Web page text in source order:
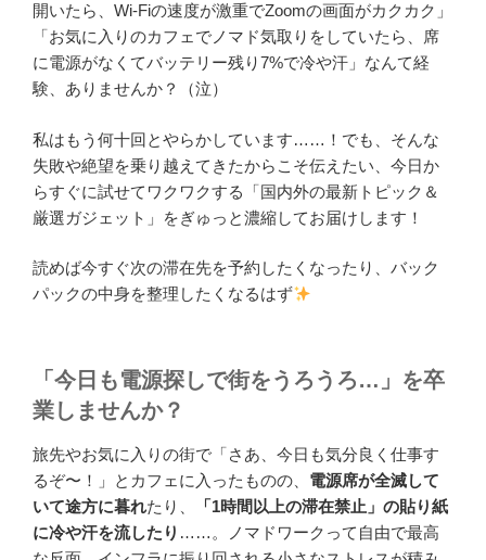
開いたら、Wi-Fiの速度が激重でZoomの画面がカクカク」
「お気に入りのカフェでノマド気取りをしていたら、席
に電源がなくてバッテリー残り7%で冷や汗」なんて経
験、ありませんか？（泣）
私はもう何十回とやらかしています……！でも、そんな
失敗や絶望を乗り越えてきたからこそ伝えたい、今日か
らすぐに試せてワクワクする「国内外の最新トピック＆
厳選ガジェット」をぎゅっと濃縮してお届けします！
読めば今すぐ次の滞在先を予約したくなったり、バック
パックの中身を整理したくなるはず
「今日も電源探しで街をうろうろ…」を卒
業しませんか？
旅先やお気に入りの街で「さあ、今日も気分良く仕事す
るぞ〜！」とカフェに入ったものの、 電源席が全滅して
いて途方に暮れたり、
「1時間以上の滞在禁止」の貼り紙
に冷や汗を流したり ……。ノマドワークって自由で最高